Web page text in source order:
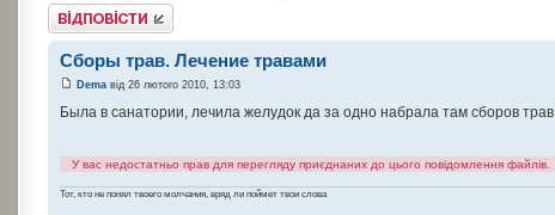
Відповісти
Сборы трав. Лечение травами
Dema від 26 лютого 2010, 13:03
Была в санатории, лечила желудок да за одно набрала там сборов трав.
У вас недостатньо прав для перегляду приєднаних до цього повідомлення файлів.
Тот, кто не понял твоего молчания, вряд ли поймет твои слова